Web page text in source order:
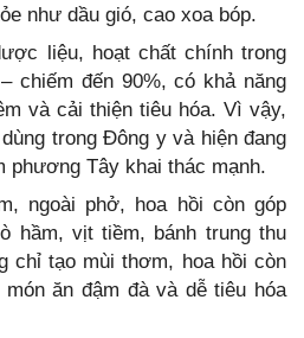
như dầu gió, cao xoa bóp.
liệu, hoạt chất chính trong
chiếm đến 90%, có khả năng
và cải thiện tiêu hóa. Vì vậy,
trong Đông y và hiện đang
phương Tây khai thác mạnh.
ngoài phở, hoa hồi còn góp
hầm, vịt tiềm, bánh trung thu
chỉ tạo mùi thơm, hoa hồi còn
ăn đậm đà và dễ tiêu hóa